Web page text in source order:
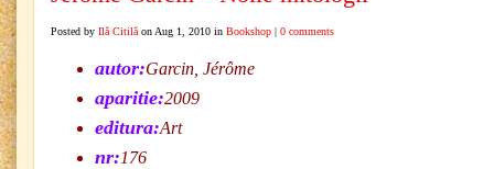
Posted by Ilă Citilă on Aug 1, 2010 in Bookshop | 0 comments
autor:Garcin, Jérôme
aparitie:2009
editura:Art
nr:176